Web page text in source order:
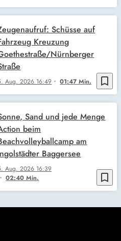
bookmark_border
Aug. 2026 16:49 01:47 Min.
Schüsse auf
Kreuzung
Nürnberger
bookmark_border
Aug. 2026 16:39
02:40 Min.
Sand und jede Menge
beim
am
Baggersee